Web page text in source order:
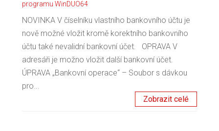
programu WinDUO64
NOVINKA V číselníku vlastního bankovního účtu je
nově možné vložit kromě korektního bankovního
účtu také nevalidní bankovní účet. OPRAVA V
adresáři je možno vložit další bankovní účet.
ÚPRAVA „Bankovní operace“ – Soubor s dávkou
pro...
Zobrazit celé